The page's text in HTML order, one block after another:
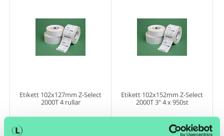
Etikett 102x127mm Z-Select
2000T 4 rullar
Art nr. E102127-L01
Etikett 102x152mm Z-Select
2000T 3" 4 x 950st
Art nr. E102152-L05
Ej prissatt